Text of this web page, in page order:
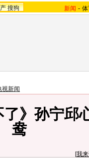
搜狗 新闻 -
视新闻
了》孙宁邱
鸯
[我